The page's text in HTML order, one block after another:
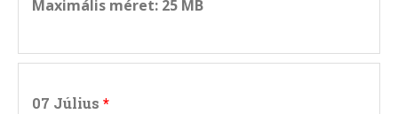
Maximális méret: 25 MB
07 Július